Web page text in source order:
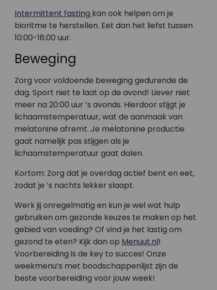
Intermittent fasting kan ook helpen om je
bioritme te herstellen. Eet dan het liefst tussen
10:00-18:00 uur.
Beweging
Zorg voor voldoende beweging gedurende de
dag. Sport niet te laat op de avond! Liever niet
meer na 20:00 uur ’s avonds. Hierdoor stijgt je
lichaamstemperatuur, wat de aanmaak van
melatonine afremt. Je melatonine productie
gaat namelijk pas stijgen als je
lichaamstemperatuur gaat dalen.
Kortom: Zorg dat je overdag actief bent en eet,
zodat je ’s nachts lekker slaapt.
Werk jij onregelmatig en kun je wel wat hulp
gebruiken om gezonde keuzes te maken op het
gebied van voeding? Of vind je het lastig om
gezond te eten? Kijk dan op Menuut.nl!
Voorbereiding is de key to succes! Onze
weekmenu’s met boodschappenlijst zijn de
beste voorbereiding voor jouw week!